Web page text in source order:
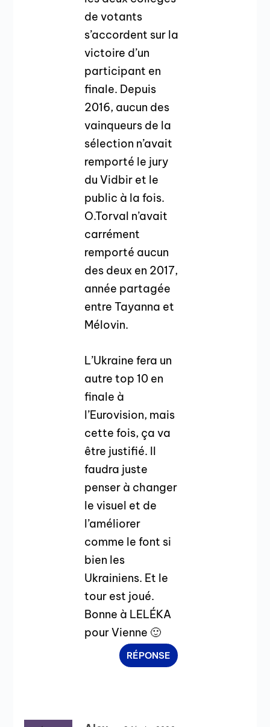
de votants
s’accordent sur la
victoire d’un
participant en
finale. Depuis
2016, aucun des
vainqueurs de la
sélection n’avait
remporté le jury
du Vidbir et le
public à la fois.
O.Torval n’avait
carrément
remporté aucun
des deux en 2017,
année partagée
entre Tayanna et
Mélovin.
L’Ukraine fera un
autre top 10 en
finale à
l’Eurovision, mais
cette fois, ça va
être justifié. Il
faudra juste
penser à changer
le visuel et de
l’améliorer
comme le font si
bien les
Ukrainiens. Et le
tour est joué.
Bonne à LELÉKA
pour Vienne 🙂
RÉPONSE